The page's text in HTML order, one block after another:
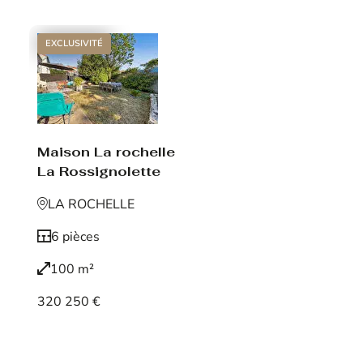
EXCLUSIVITÉ
Maison La rochelle
La Rossignolette
LA ROCHELLE
6 pièces
100 m²
320 250 €